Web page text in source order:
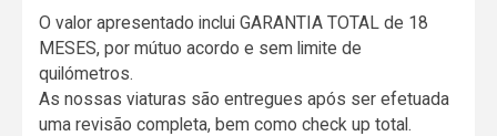
O valor apresentado inclui GARANTIA TOTAL de 18
MESES, por mútuo acordo e sem limite de
quilómetros.
As nossas viaturas são entregues após ser efetuada
uma revisão completa, bem como check up total.